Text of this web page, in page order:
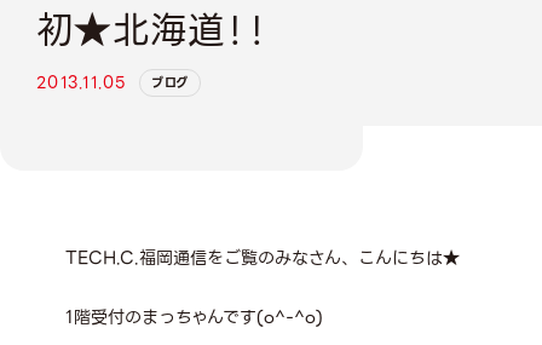
初★北海道！！
2013.11.05 ブログ
TECH.C.福岡通信をご覧のみなさん、こんにちは★
1階受付のまっちゃんです(o^-^o)